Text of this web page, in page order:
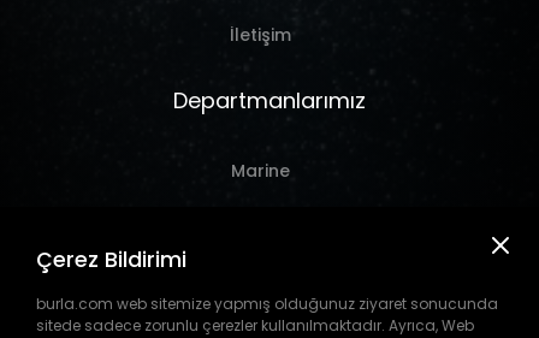
İletişim
Departmanlarımız
Marine
Pil
Çerez Bildirimi
burla.com web sitemize yapmış olduğunuz ziyaret sonucunda
sitede sadece zorunlu çerezler kullanılmaktadır. Ayrıca, Web